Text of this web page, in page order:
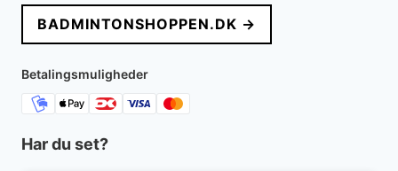
BADMINTONSHOPPEN.DK →
Betalingsmuligheder
Har du set?